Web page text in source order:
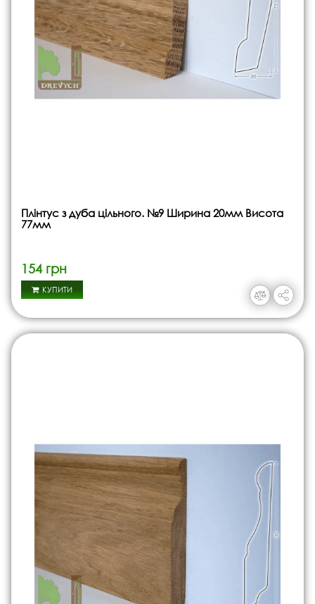
Плінтус з дуба цільного. №9 Ширина 20мм Висота
77мм
154 грн
КУПИТИ